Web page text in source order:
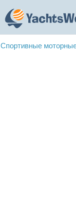
Спортивные